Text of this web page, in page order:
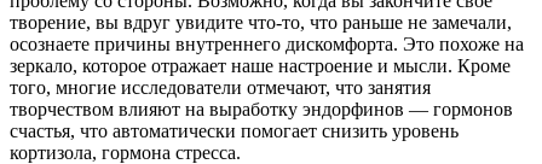
творение, вы вдруг увидите что-то, что раньше не замечали,
осознаете причины внутреннего дискомфорта. Это похоже на
зеркало, которое отражает наше настроение и мысли. Кроме
того, многие исследователи отмечают, что занятия
творчеством влияют на выработку эндорфинов — гормонов
счастья, что автоматически помогает снизить уровень
кортизола, гормона стресса.